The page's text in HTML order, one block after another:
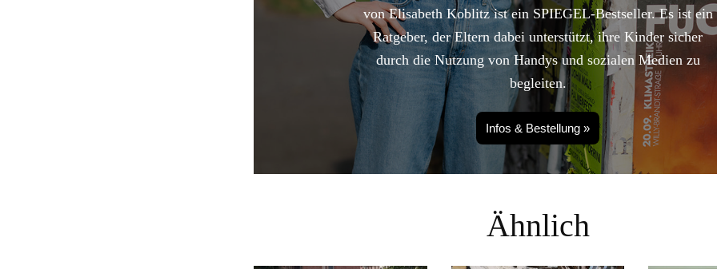
von Elisabeth Koblitz ist ein SPIEGEL-Bestseller. Es ist ein
Ratgeber, der Eltern dabei unterstützt, ihre Kinder sicher
durch die Nutzung von Handys und sozialen Medien zu
begleiten.
Infos & Bestellung »
Ähnlich